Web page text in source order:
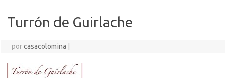
Turrón de Guirlache
porcasacolomina